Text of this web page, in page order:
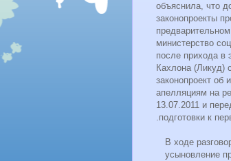
объяснила, что
законопроекты
министерство
после прихода в
Кахлона (Ликуд)
законопроект об
апелляциям на
13.07.2011 и
подготовки к
В ходе
усыновление